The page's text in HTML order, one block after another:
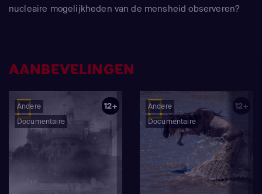
nucleaire mogelijkheden van de mensheid observeren?
AANBEVELINGEN
Andere
Documentaire
12+
Andere
Documentaire
12+